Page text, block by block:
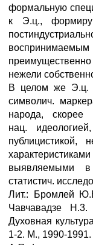
формальную
к Э.ц.,
нежели
В целом же Э.ц.
символич.
народа, скорее
нац.
публицистикой,
выявляемыми
статистич.
Лит.: Бромлей
Чавчавадзе
Духовная
1-2. М., 1990-1991.